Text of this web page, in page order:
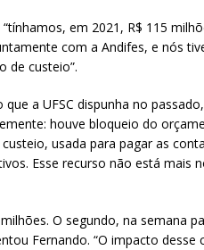
em 2021, R$ 115
com a Andifes, e nós
de custeio”.
a UFSC dispunha no
houve bloqueio do
usada para pagar as
Esse recurso não está mais
O segundo, na semana
Fernando. “O impacto